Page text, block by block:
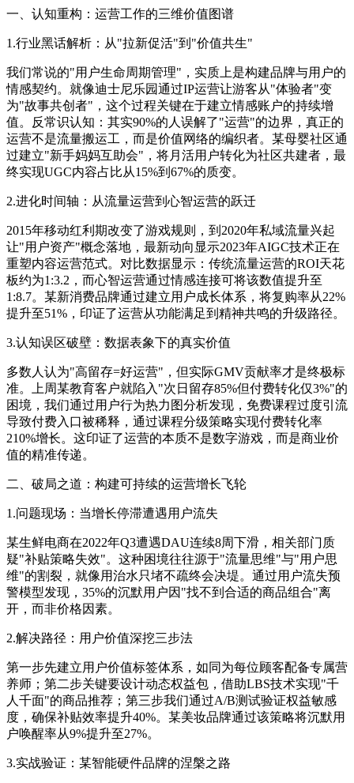
一、认知重构：运营工作的三维价值图谱
1.行业黑话解析：从"拉新促活"到"价值共生"
我们常说的"用户生命周期管理"，实质上是构建品牌与用户的
情感契约。就像迪士尼乐园通过IP运营让游客从"体验者"变
为"故事共创者"，这个过程关键在于建立情感账户的持续增
值。反常识认知：其实90%的人误解了"运营"的边界，真正的
运营不是流量搬运工，而是价值网络的编织者。某母婴社区通
过建立"新手妈妈互助会"，将月活用户转化为社区共建者，最
终实现UGC内容占比从15%到67%的质变。
2.进化时间轴：从流量运营到心智运营的跃迁
2015年移动红利期改变了游戏规则，到2020年私域流量兴起
让"用户资产"概念落地，最新动向显示2023年AIGC技术正在
重塑内容运营范式。对比数据显示：传统流量运营的ROI天花
板约为1:3.2，而心智运营通过情感连接可将该数值提升至
1:8.7。某新消费品牌通过建立用户成长体系，将复购率从22%
提升至51%，印证了运营从功能满足到精神共鸣的升级路径。
3.认知误区破壁：数据表象下的真实价值
多数人认为"高留存=好运营"，但实际GMV贡献率才是终极标
准。上周某教育客户就陷入"次日留存85%但付费转化仅3%"的
困境，我们通过用户行为热力图分析发现，免费课程过度引流
导致付费入口被稀释，通过课程分级策略实现付费转化率
210%增长。这印证了运营的本质不是数字游戏，而是商业价
值的精准传递。
二、破局之道：构建可持续的运营增长飞轮
1.问题现场：当增长停滞遭遇用户流失
某生鲜电商在2022年Q3遭遇DAU连续8周下滑，相关部门质
疑"补贴策略失效"。这种困境往往源于"流量思维"与"用户思
维"的割裂，就像用治水只堵不疏终会决堤。通过用户流失预
警模型发现，35%的沉默用户因"找不到合适的商品组合"离
开，而非价格因素。
2.解决路径：用户价值深挖三步法
第一步先建立用户价值标签体系，如同为每位顾客配备专属营
养师；第二步关键要设计动态权益包，借助LBS技术实现"千
人千面"的商品推荐；第三步我们通过A/B测试验证权益敏感
度，确保补贴效率提升40%。某美妆品牌通过该策略将沉默用
户唤醒率从9%提升至27%。
3.实战验证：某智能硬件品牌的涅槃之路